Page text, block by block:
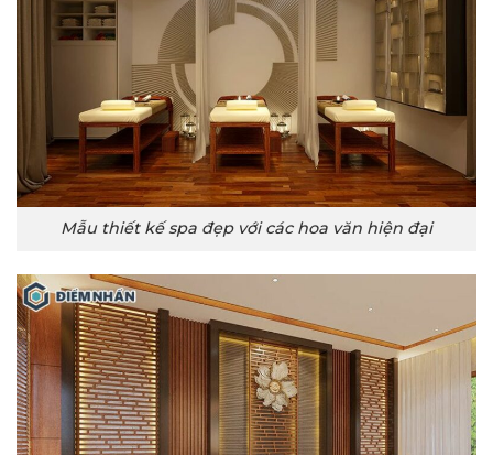
Mẫu thiết kế spa đẹp với các hoa văn hiện đại